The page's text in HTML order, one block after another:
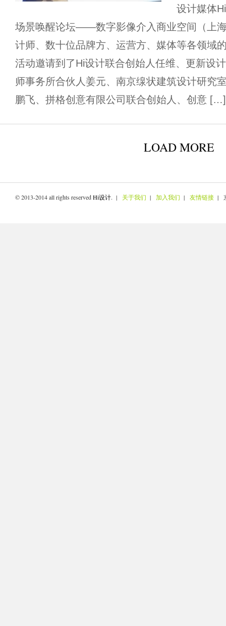
设计媒体
场景唤醒论坛——数字影像介入商业空间（上
计师、数十位品牌方、运营方、媒体等各领域
活动邀请到了Hi设计联合创始人任维、更新设
师事务所合伙人姜元、南京缐状建筑设计研究
鹏飞、拼格创意有限公司联合创始人、创意 […]
LOAD MORE
© 2013-2014 all rights reservedHi设计. | 关于我们 | 加入我们 | 友情链接 |